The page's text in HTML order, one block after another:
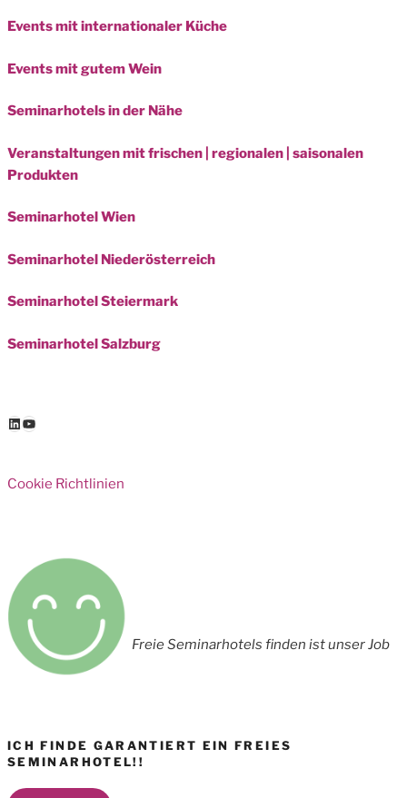
Events mit internationaler Küche
Events mit gutem Wein
Seminarhotels in der Nähe
Veranstaltungen mit frischen | regionalen | saisonalen
Produkten
Seminarhotel Wien
Seminarhotel Niederösterreich
Seminarhotel Steiermark
Seminarhotel Salzburg
LinkedIn
YouTube
Cookie Richtlinien
Freie Seminarhotels finden ist unser Job
ICH FINDE GARANTIERT EIN FREIES
SEMINARHOTEL!!